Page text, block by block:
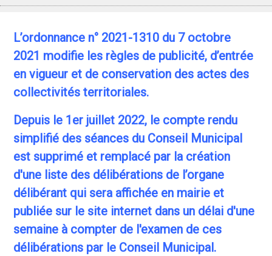
L’ordonnance n° 2021-1310 du 7 octobre
2021 modifie les règles de publicité, d’entrée
en vigueur et de conservation des actes des
collectivités territoriales.
Depuis le 1er juillet 2022, le compte rendu
simplifié des séances du Conseil Municipal
est supprimé et remplacé par la création
d'une liste des délibérations de l’organe
délibérant qui sera affichée en mairie et
publiée sur le site internet dans un délai d'une
semaine à compter de l'examen de ces
délibérations par le Conseil Municipal.